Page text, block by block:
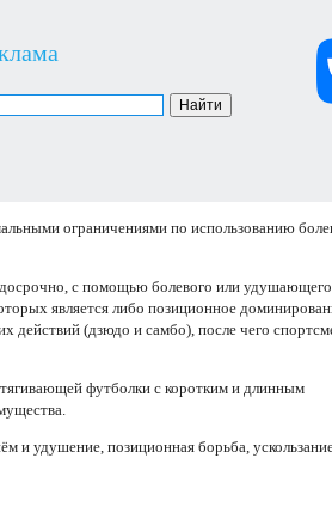
ограничениями по использованию
досрочно, с помощью болевого или удушающего
является либо позиционное
действий (дзюдо и самбо), после чего
футболки с коротким и длинным
и удушение, позиционная борьба,